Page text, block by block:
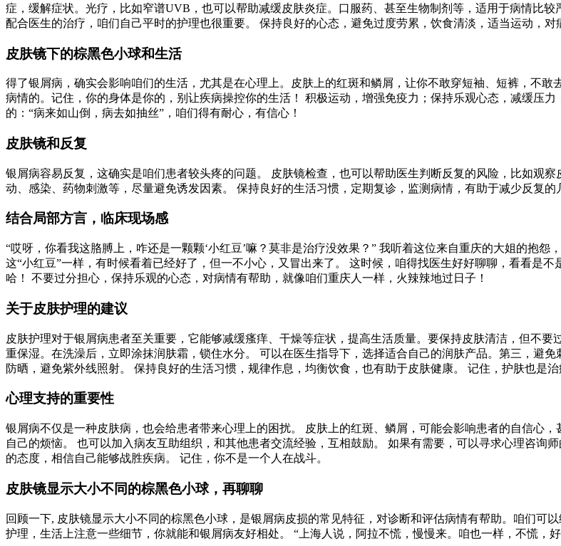
症，缓解症状。光疗，比如窄谱UVB，也可以帮助减缓皮肤炎症。口服药、甚至生物制剂等，适用于病情比
配合医生的治疗，咱们自己平时的护理也很重要。 保持良好的心态，避免过度劳累，饮食清淡，适当运动，对
皮肤镜下的棕黑色小球和生活
得了银屑病，确实会影响咱们的生活，尤其是在心理上。皮肤上的红斑和鳞屑，让你不敢穿短袖、短裤，不
病情的。记住，你的身体是你的，别让疾病操控你的生活！ 积极运动，增强免疫力；保持乐观心态，减缓压
的：“病来如山倒，病去如抽丝”，咱们得有耐心，有信心！
皮肤镜和反复
银屑病容易反复，这确实是咱们患者较头疼的问题。 皮肤镜检查，也可以帮助医生判断反复的风险，比如观
动、感染、药物刺激等，尽量避免诱发因素。 保持良好的生活习惯，定期复诊，监测病情，有助于减少反复
结合局部方言，临床现场感
“哎呀，你看我这胳膊上，咋还是一颗颗‘小红豆’嘛？莫非是治疗没效果？” 我听着这位来自重庆的大姐的抱
这“小红豆”一样，有时候看着已经好了，但一不小心，又冒出来了。 这时候，咱得找医生好好聊聊，看看是
哈！ 不要过分担心，保持乐观的心态，对病情有帮助，就像咱们重庆人一样，火辣辣地过日子！
关于皮肤护理的建议
皮肤护理对于银屑病患者至关重要，它能够减缓瘙痒、干燥等症状，提高生活质量。要保持皮肤清洁，但不
重保湿。在洗澡后，立即涂抹润肤霜，锁住水分。 可以在医生指导下，选择适合自己的润肤产品。第三，避
防晒，避免紫外线照射。 保持良好的生活习惯，规律作息，均衡饮食，也有助于皮肤健康。 记住，护肤也是
心理支持的重要性
银屑病不仅是一种皮肤病，也会给患者带来心理上的困扰。 皮肤上的红斑、鳞屑，可能会影响患者的自信心
自己的烦恼。 也可以加入病友互助组织，和其他患者交流经验，互相鼓励。 如果有需要，可以寻求心理咨询
的态度，相信自己能够战胜疾病。 记住，你不是一个人在战斗。
皮肤镜显示大小不同的棕黑色小球，再聊聊
回顾一下, 皮肤镜显示大小不同的棕黑色小球，是银屑病皮损的常见特征，对诊断和评估病情有帮助。咱们可
护理，生活上注意一些细节，你就能和银屑病友好相处。 “上海人说，阿拉不慌，慢慢来。咱也一样，不慌，